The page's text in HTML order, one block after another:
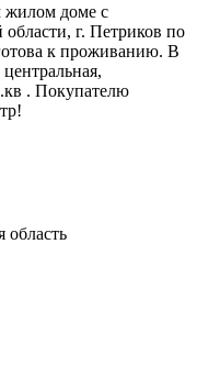
жилом доме с
г. Петриков по
к проживанию. В
. Покупателю
область